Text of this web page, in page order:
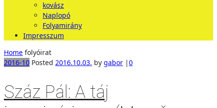
kovász
Naplopó
Folyamirány
Impresszum
Home folyóirat
2016-10 Posted 2016.10.03. by gabor |0
Száz Pál: A táj